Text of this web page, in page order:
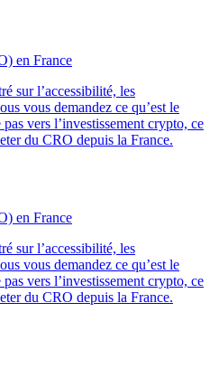
en France
sur l’accessibilité, les
vous demandez ce qu’est le
vers l’investissement crypto, ce
du CRO depuis la France.
en France
sur l’accessibilité, les
vous demandez ce qu’est le
vers l’investissement crypto, ce
du CRO depuis la France.